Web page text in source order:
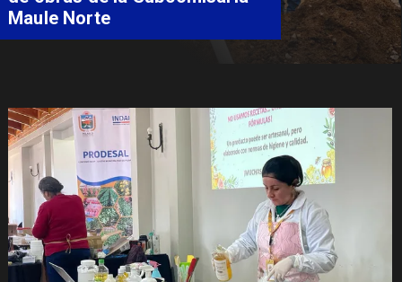
Maule Norte